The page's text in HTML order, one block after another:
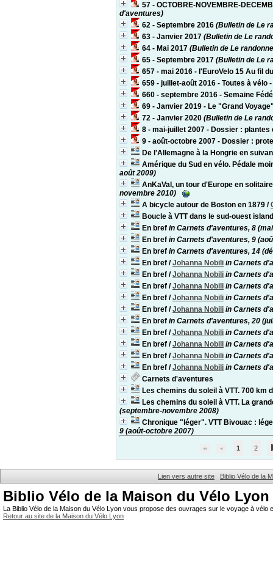
57 - OCTOBRE-NOVEMBRE-
d'aventures)
62 - Septembre 2016 (Bulletin de Le
63 - Janvier 2017 (Bulletin de Le
64 - Mai 2017 (Bulletin de Le
65 - Septembre 2017 (Bulletin de Le
657 - mai 2016 - l'EuroVelo 15 Au fil
659 - juillet-août 2016 - Toutes à vélo
660 - septembre 2016 - Semaine
69 - Janvier 2019 - Le "Grand
72 - Janvier 2020 (Bulletin de Le
8 - mai-juillet 2007 - Dossier :
9 - août-octobre 2007 - Dossier :
De l'Allemagne à la Hongrie en
Amérique du Sud en vélo. Pédale
août 2009)
AnKaVal, un tour d'Europe en
novembre 2010)
A bicycle autour de Boston en 1879 /
Boucle à VTT dans le sud-ouest
En bref in Carnets d'aventures, 8
En bref in Carnets d'aventures, 9
En bref in Carnets d'aventures, 14
En bref /Johanna Nobili in Carnets
En bref /Johanna Nobili in Carnets
En bref /Johanna Nobili in Carnets
En bref /Johanna Nobili in Carnets
En bref /Johanna Nobili in Carnets
En bref in Carnets d'aventures, 20
En bref /Johanna Nobili in Carnets
En bref /Johanna Nobili in Carnets
En bref /Johanna Nobili in Carnets
En bref /Johanna Nobili in Carnets
Carnets d'aventures
Les chemins du soleil à VTT. 700 km
Les chemins du soleil à VTT. La
(septembre-novembre 2008)
Chronique "léger". VTT Bivouac :
9 (août-octobre 2007)
1 2
Lien vers autre site Biblio Vélo de la
Biblio Vélo de la Maison du Vélo Lyon
La Biblio Vélo de la Maison du Vélo Lyon vous propose des ouvrages sur le voyage à
Retour au site de la Maison du Vélo Lyon